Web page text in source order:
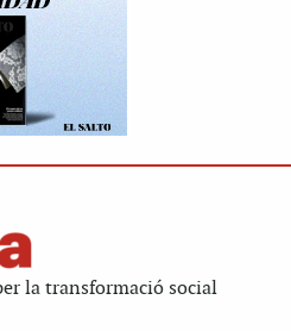
la transformació social